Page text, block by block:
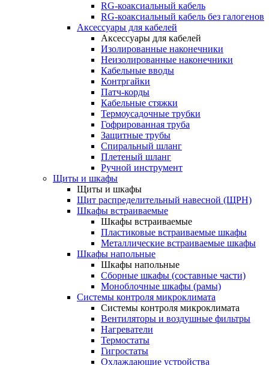
RG-коаксиальный кабель
RG-коаксиальный кабель без галогенов
Аксессуары для кабелей
Аксессуары для кабелей
Изолированные наконечники
Неизолированные наконечники
Кабельные вводы
Контргайки
Патч-корды
Кабельные стяжки
Термоусадочные трубки
Гофрированная труба
Защитные трубы
Спиральный шланг
Плетеный шланг
Ручной инструмент
Щиты и шкафы
Щиты и шкафы
Щит распределительный навесной (ЩРН)
Шкафы встраиваемые
Шкафы встраиваемые
Пластиковые встраиваемые шкафы
Металлические встраиваемые шкафы
Шкафы напольные
Шкафы напольные
Сборные шкафы (составные части)
Моноблочные шкафы (рамы)
Системы контроля микроклимата
Системы контроля микроклимата
Вентиляторы и воздушные фильтры
Нагреватели
Термостаты
Гигростаты
Охлаждающие устройства